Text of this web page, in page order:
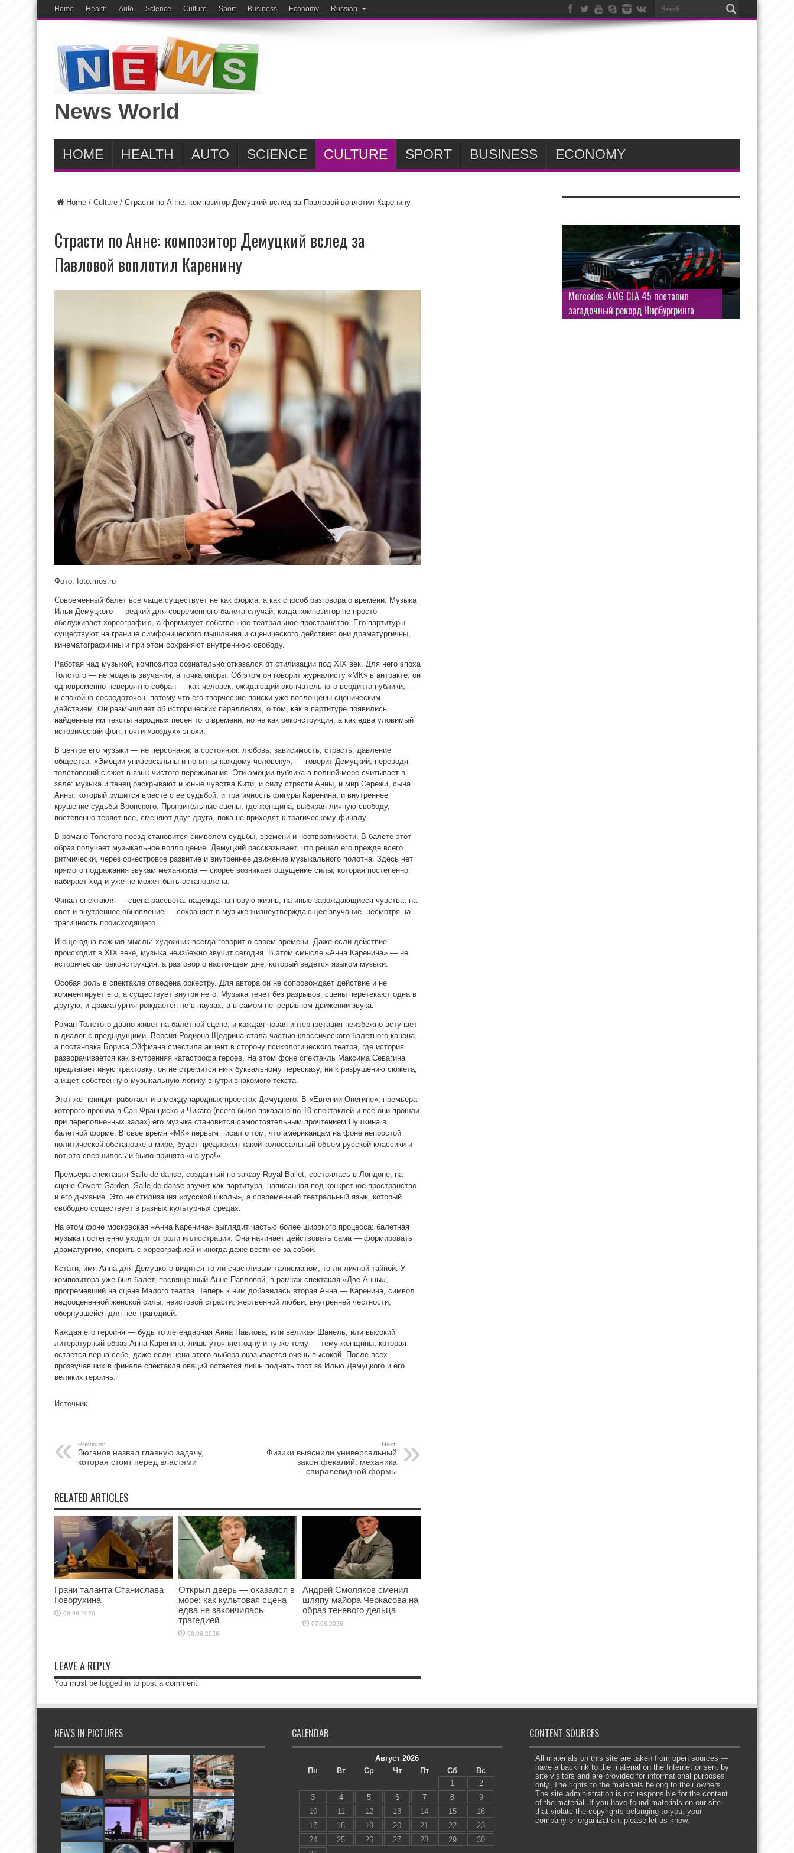
Home Health Auto ScIence Culture Sport Business Economy Russian
News World
HOME HEALTH AUTO SCIENCE CULTURE SPORT BUSINESS ECONOMY
Home / Culture / Страсти по Анне: композитор Демуцкий вслед за Павловой воплотил Каренину
Страсти по Анне: композитор Демуцкий вслед за
Павловой воплотил Каренину
Фото: foto.mos.ru
Современный балет все чаще существует не как форма, а как способ разговора о времени. Музыка
Ильи Демуцкого — редкий для современного балета случай, когда композитор не просто
обслуживает хореографию, а формирует собственное театральное пространство. Его партитуры
существуют на границе симфонического мышления и сценического действия: они драматургичны,
кинематографичны и при этом сохраняют внутреннюю свободу.
Работая над музыкой, композитор сознательно отказался от стилизации под XIX век. Для него эпоха
Толстого — не модель звучания, а точка опоры. Об этом он говорит журналисту «МК» в антракте: он
одновременно невероятно собран — как человек, ожидающий окончательного вердикта публики, —
и спокойно сосредоточен, потому что его творческие поиски уже воплощены сценическим
действием. Он размышляет об исторических параллелях, о том, как в партитуре появились
найденные им тексты народных песен того времени, но не как реконструкция, а как едва уловимый
исторический фон, почти «воздух» эпохи.
В центре его музыки — не персонажи, а состояния: любовь, зависимость, страсть, давление
общества. «Эмоции универсальны и понятны каждому человеку», — говорит Демуцкий, переводя
толстовский сюжет в язык чистого переживания. Эти эмоции публика в полной мере считывает в
зале: музыка и танец раскрывают и юные чувства Кити, и силу страсти Анны, и мир Сережи, сына
Анны, который рушится вместе с ее судьбой, и трагичность фигуры Каренина, и внутреннее
крушение судьбы Вронского. Пронзительные сцены, где женщина, выбирая личную свободу,
постепенно теряет все, сменяют друг друга, пока не приходят к трагическому финалу.
В романе Толстого поезд становится символом судьбы, времени и неотвратимости. В балете этот
образ получает музыкальное воплощение. Демуцкий рассказывает, что решал его прежде всего
ритмически, через оркестровое развитие и внутреннее движение музыкального полотна. Здесь нет
прямого подражания звукам механизма — скорее возникает ощущение силы, которая постепенно
набирает ход и уже не может быть остановлена.
Финал спектакля — сцена рассвета: надежда на новую жизнь, на иные зарождающиеся чувства, на
свет и внутреннее обновление — сохраняет в музыке жизнеутверждающее звучание, несмотря на
трагичность происходящего.
И еще одна важная мысль: художник всегда говорит о своем времени. Даже если действие
происходит в XIX веке, музыка неизбежно звучит сегодня. В этом смысле «Анна Каренина» — не
историческая реконструкция, а разговор о настоящем дне, который ведется языком музыки.
Особая роль в спектакле отведена оркестру. Для автора он не сопровождает действие и не
комментирует его, а существует внутри него. Музыка течет без разрывов, сцены перетекают одна в
другую, и драматургия рождается не в паузах, а в самом непрерывном движении звука.
Роман Толстого давно живет на балетной сцене, и каждая новая интерпретация неизбежно вступает
в диалог с предыдущими. Версия Родиона Щедрина стала частью классического балетного канона,
а постановка Бориса Эйфмана сместила акцент в сторону психологического театра, где история
разворачивается как внутренняя катастрофа героев. На этом фоне спектакль Максима Севагина
предлагает иную трактовку: он не стремится ни к буквальному пересказу, ни к разрушению сюжета,
а ищет собственную музыкальную логику внутри знакомого текста.
Этот же принцип работает и в международных проектах Демуцкого. В «Евгении Онегине», премьера
которого прошла в Сан-Франциско и Чикаго (всего было показано по 10 спектаклей и все они прошли
при переполненных залах) его музыка становится самостоятельным прочтением Пушкина в
балетной форме. В свое время «МК» первым писал о том, что американцам на фоне непростой
политической обстановке в мире, будет предложен такой колоссальный объем русской классики и
вот это свершилось и было принято «на ура!».
Премьера спектакля Salle de danse, созданный по заказу Royal Ballet, состоялась в Лондоне, на
сцене Covent Garden. Salle de danse звучит как партитура, написанная под конкретное пространство
и его дыхание. Это не стилизация «русской школы», а современный театральный язык, который
свободно существует в разных культурных средах.
На этом фоне московская «Анна Каренина» выглядит частью более широкого процесса: балетная
музыка постепенно уходит от роли иллюстрации. Она начинает действовать сама — формировать
драматургию, спорить с хореографией и иногда даже вести ее за собой.
Кстати, имя Анна для Демуцкого видится то ли счастливым талисманом, то ли личной тайной. У
композитора уже был балет, посвященный Анне Павловой, в рамках спектакля «Две Анны»,
прогремевший на сцене Малого театра. Теперь к ним добавилась вторая Анна — Каренина, символ
недооцененной женской силы, неистовой страсти, жертвенной любви, внутренней честности,
обернувшейся для нее трагедией.
Каждая его героиня — будь то легендарная Анна Павлова, или великая Шанель, или высокий
литературный образ Анна Каренина, лишь уточняет одну и ту же тему — тему женщины, которая
остается верна себе, даже если цена этого выбора оказывается очень высокой. После всех
прозвучавших в финале спектакля оваций остается лишь поднять тост за Илью Демуцкого и его
великих героинь.
Источник
Previous:
Зюганов назвал главную задачу,
которая стоит перед властями
Next:
Физики выяснили универсальный
закон фекалий: механика
спиралевидной формы
RELATED ARTICLES
Грани таланта Станислава
Говорухина
08.08.2026
Открыл дверь — оказался в
море: как культовая сцена
едва не закончилась
трагедией
08.08.2026
Андрей Смоляков сменил
шляпу майора Черкасова на
образ теневого дельца
07.08.2026
LEAVE A REPLY
You must be logged in to post a comment.
Mercedes-AMG CLA 45 поставил
загадочный рекорд Нюрбургринга
NEWS IN PICTURES CALENDAR
Август 2026
Пн
Вт Ср Чт Пт Сб
Вс
1
2
3
4 5 6 7 8
9
10
11 12 13 14 15
16
17
18 19 20 21 22
23
24
25 26 27 28 29
30
CONTENT SOURCES
All materials on this site are taken from open sources —
have a backlink to the material on the Internet or sent by
site visitors and are provided for informational purposes
only. The rights to the materials belong to their owners.
The site administration is not responsible for the content
of the material. If you have found materials on our site
that violate the copyrights belonging to you, your
company or organization, please let us know.